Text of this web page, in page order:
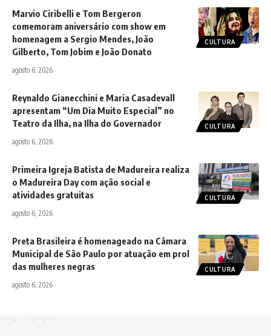
CULTURA
Marvio Ciribelli e Tom Bergeron
comemoram aniversário com show em
homenagem a Sergio Mendes, João
Gilberto, Tom Jobim e João Donato
agosto 6, 2026
CULTURA
Reynaldo Gianecchini e Maria Casadevall
apresentam “Um Dia Muito Especial” no
Teatro da Ilha, na Ilha do Governador
agosto 6, 2026
CULTURA
Primeira Igreja Batista de Madureira realiza
o Madureira Day com ação social e
atividades gratuitas
agosto 6, 2026
CULTURA
Preta Brasileira é homenageado na Câmara
Municipal de São Paulo por atuação em prol
das mulheres negras
agosto 6, 2026